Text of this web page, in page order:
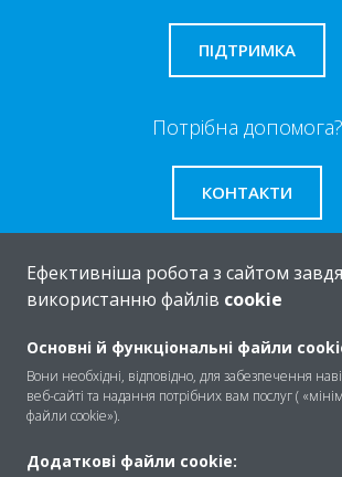
ПІДТРИМКА
Потрібна допомога?
КОНТАКТИ
Рішення
Ефективніша робота з сайтом
використанню файлів cookie
Основні й функціональні файли
Вони необхідні, відповідно, для забезпечення
веб-сайті та надання потрібних вам послуг (
файли cookie»).
Додаткові файли cookie: